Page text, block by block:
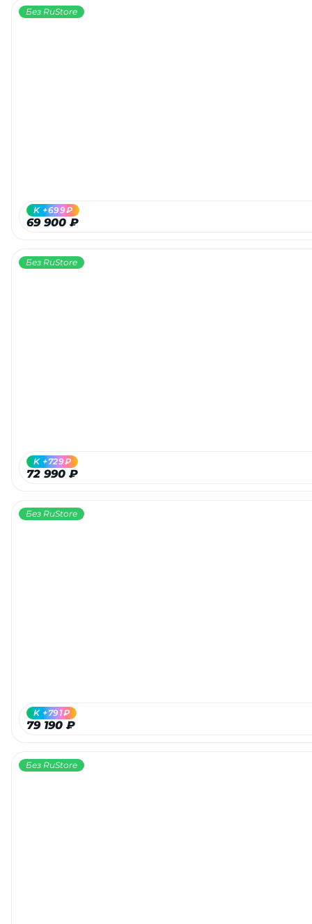
Без RuStore
69 900 ₽
K +699₽
Без RuStore
72 990 ₽
K +729₽
Без RuStore
79 190 ₽
K +791₽
Без RuStore